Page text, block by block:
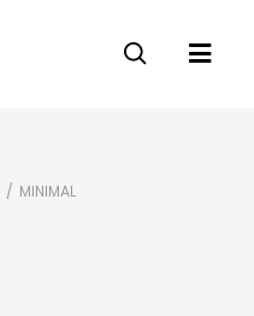
/ MINIMAL